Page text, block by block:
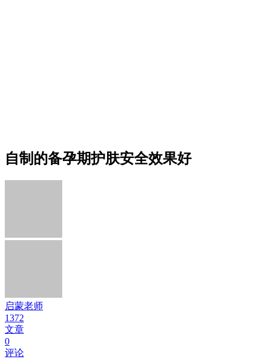
自制的备孕期护肤安全效果好
启蒙老师
1372
文章
0
评论